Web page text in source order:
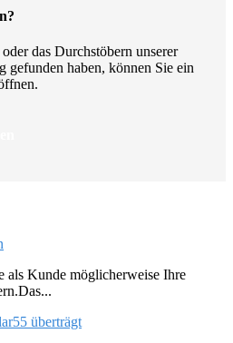
das Durchstöbern unserer
gefunden haben, können Sie ein
als Kunde möglicherweise Ihre
überträgt